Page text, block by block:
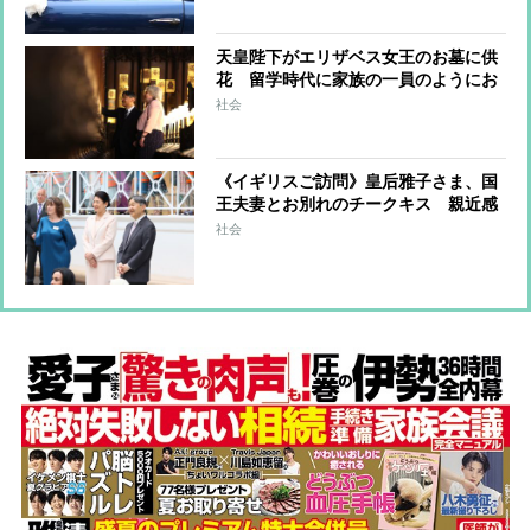
天皇陛下がエリザベス女王のお墓に供
花 留学時代に家族の一員のようにお
茶会やバーベキュー、英王室と天皇家
社会
《イギリスご訪問》皇后雅子さま、国
王夫妻とお別れのチークキス 親近感
あふれるペールピンクのセットアップ
社会